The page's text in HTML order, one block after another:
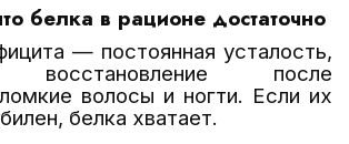
белка в рационе достаточно
— постоянная усталость,
восстановление после
волосы и ногти. Если их
белка хватает.